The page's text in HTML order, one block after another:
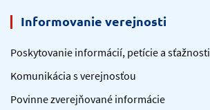
Informovanie verejnosti
Poskytovanie informácií, petície a sťažnosti
Komunikácia s verejnosťou
Povinne zverejňované informácie